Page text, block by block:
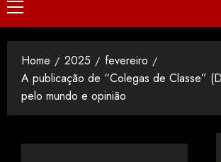
Home 2025
fevereiro
A publicação de “Colegas de Classe”
pelo mundo e opinião